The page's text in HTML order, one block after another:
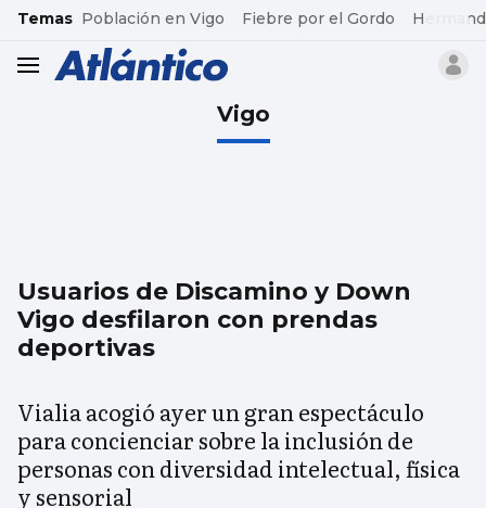
common.go-to-content
Temas Población en Vigo Fiebre por el Gordo
header.menu.open
Vigo
Usuarios de Discamino y Down
Vigo desfilaron con prendas
deportivas
Vialia acogió ayer un gran espectáculo
para concienciar sobre la inclusión de
personas con diversidad intelectual, física
y sensorial